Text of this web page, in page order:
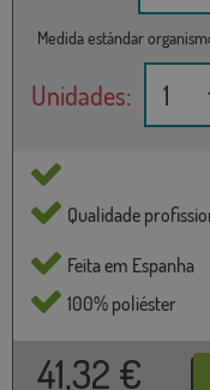
Medida estándar
Unidades:
Qualidade
Feita em Espanha
100% poliéster
41,32 €